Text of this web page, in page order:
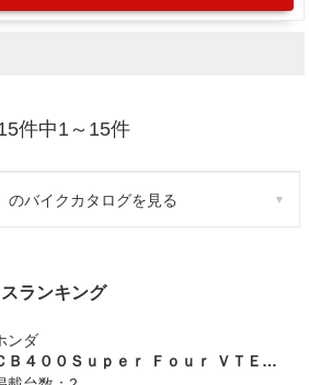
件中1～15件
のバイクカタログを見る
ランキング
ンダ
ＣＢ４００Ｓｕｐｅｒ Ｆｏｕｒ ＶＴＥＣ ＳＰＥＣ３